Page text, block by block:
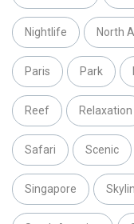
Nightlife North
Paris Park
Reef Relaxation
Safari Scenic
Singapore